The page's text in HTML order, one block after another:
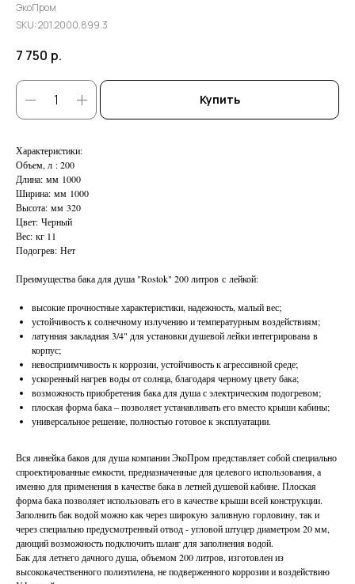
ЭкоПром
SKU:201.2000.899.3
7 750 р.
Купить
Характеристики:
Объем, л : 200
Длина: мм 1000
Ширина: мм 1000
Высота: мм 320
Цвет: Черный
Вес: кг 11
Подогрев: Нет
Преимущества бака для душа "Rostok" 200 литров с лейкой:
высокие прочностные характеристики, надежность, малый вес;
устойчивость к солнечному излучению и температурным воздействиям;
латунная закладная 3/4" для установки душевой лейки интегрирована в
корпус;
невосприимчивость к коррозии, устойчивость к агрессивной среде;
ускоренный нагрев воды от солнца, благодаря черному цвету бака;
возможность приобретения бака для душа с электрическим подогревом;
плоская форма бака – позволяет устанавливать его вместо крыши кабины;
универсальное решение, полностью готовое к эксплуатации.
Вся линейка баков для душа компании ЭкоПром представляет собой специально
спроектированные емкости, предназначенные для целевого использования, а
именно для применения в качестве бака в летней душевой кабине. Плоская
форма бака позволяет использовать его в качестве крыши всей конструкции.
Заполнить бак водой можно как через широкую заливную горловину, так и
через специально предусмотренный отвод - угловой штуцер диаметром 20 мм,
дающий возможность подключить шланг для заполнения водой.
Бак для летнего дачного душа, объемом 200 литров, изготовлен из
высококачественного полиэтилена, не подверженного коррозии и воздействию